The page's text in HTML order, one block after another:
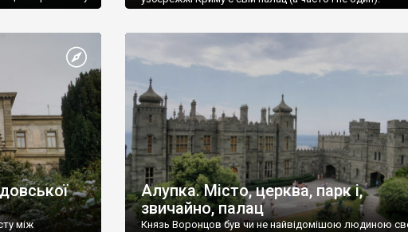
між
Алупка. Місто, церква, парк і,
звичайно, палац
Князь Воронцов був чи не найвідомішою людиною